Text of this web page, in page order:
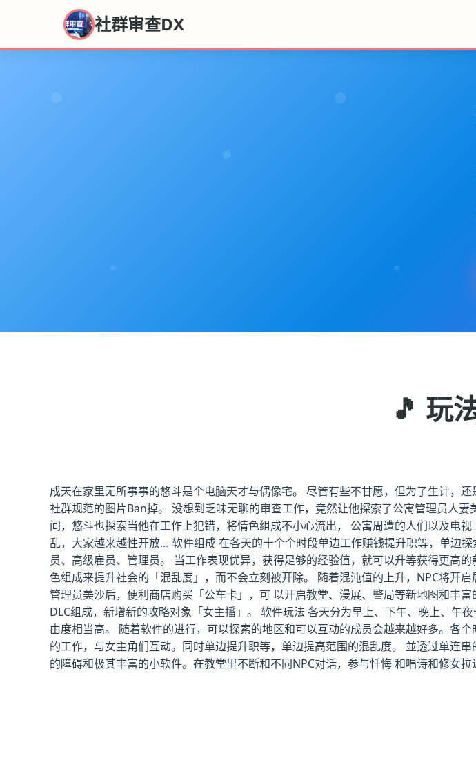
社群审查DX
🎵 玩
成天在家里无所事事的悠斗是个电脑天才与偶像宅。 尽管有些不甘愿，但为了生计，
社群规范的图片Ban掉。 没想到乏味无聊的审查工作，竟然让他探索了公寓管理员人
间，悠斗也探索当他在工作上犯错，将情色组成不小心流出， 公寓周遭的人们以及电
乱，大家越来越性开放… 软件组成 在各天的十个个时段单边工作赚钱提升职等，单边
员、高级雇员、管理员。 当工作表现优异，获得足够的经验值，就可以升等获得更高
色组成来提升社会的「混乱度」，而不会立刻被开除。 随着混沌值的上升，NPC将开
管理员美沙后，便利商店购买「公车卡」，可 以开启教堂、漫展、警局等新地图和丰
DLC组成，新增新的攻略对象「女主播」。 软件玩法 各天分为早上、下午、晚上、午
由度相当高。 随着软件的进行，可以探索的地区和可以互动的成员会越来越好多。各
的工作，与女主角们互动。同时单边提升职等，单边提高范围的混乱度。 並透过单连
的障碍和极其丰富的小软件。在教堂里不断和不同NPC对话，参与忏悔 和唱诗和修女拉